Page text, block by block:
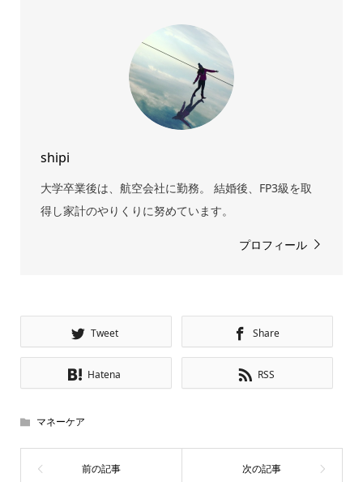
shipi
大学卒業後は、航空会社に勤務。 結婚後、FP3級を取
得し家計のやりくりに努めています。
プロフィール
Tweet Share
Hatena RSS
マネーケア